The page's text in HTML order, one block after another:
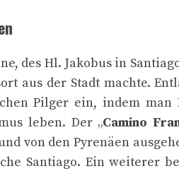
des Hl. Jakobus in
aus der Stadt machte.
Pilger ein, indem man
leben. Der „Camino
von den Pyrenäen
Santiago. Ein weiterer